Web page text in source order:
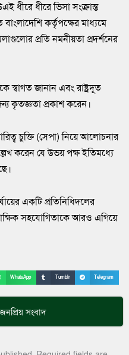
ধীরে ধীরে ভিসা সংক্রান্ত
কর্তৃপক্ষের মাধ্যমে
প্রতি নমনীয়তা প্রদর্শনের
স্বাগত জানান এবং রাষ্ট্রদূত
কৃতজ্ঞতা প্রকাশ করেন।
চুক্তি (সেপা) নিয়ে আলোচনার
করেন যে উভয় পক্ষ ইতিমধ্যে
একটি প্রতিনিধিদলের
সহযোগিতাকে আরও এগিয়ে
WhatsApp Tumblr Telegram
সংবাদ